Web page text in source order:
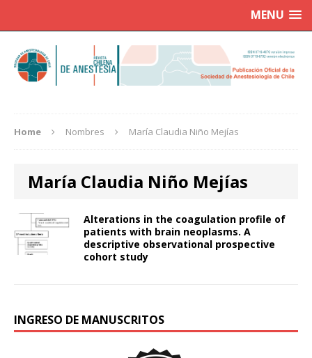
MENU
Home Nombres María Claudia Niño Mejías
María Claudia Niño Mejías
Alterations in the coagulation profile of
patients with brain neoplasms. A
descriptive observational prospective
cohort study
INGRESO DE MANUSCRITOS